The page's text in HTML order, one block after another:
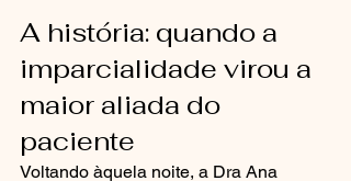
A história: quando a
imparcialidade virou a
maior aliada do
paciente
Voltando àquela noite, a Dra Ana